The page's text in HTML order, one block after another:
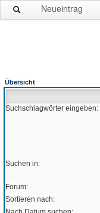
Neueintrag
Übersicht
Suchschlagwörter eingeben:
Suchen in:
Forum:
Sortieren nach: